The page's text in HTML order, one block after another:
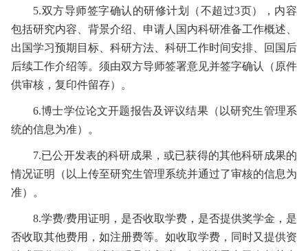
5.双方导师签字确认的研修计划（不超过3页），内容
包括研究内容、背景介绍、申请人国内科研准备工作概述、
出国学习预期目标、科研方法、科研工作时间安排、回国后
后续工作介绍等。须由双方导师签署意见并签字确认（原件
供审核，复印件留存）。
6.博士学位论文开题报告及评议结果（以研究生管理系
统的信息为准）。
7.已公开发表的科研成果，或已获得的其他科研成果的
情况证明（以上传至研究生管理系统并通过了审核的信息为
准）。
8.学费/费用证明，是否收取学费，是否提供奖学金，是
否收取其他费用，如注册费等。如收取学费，同时又提供资